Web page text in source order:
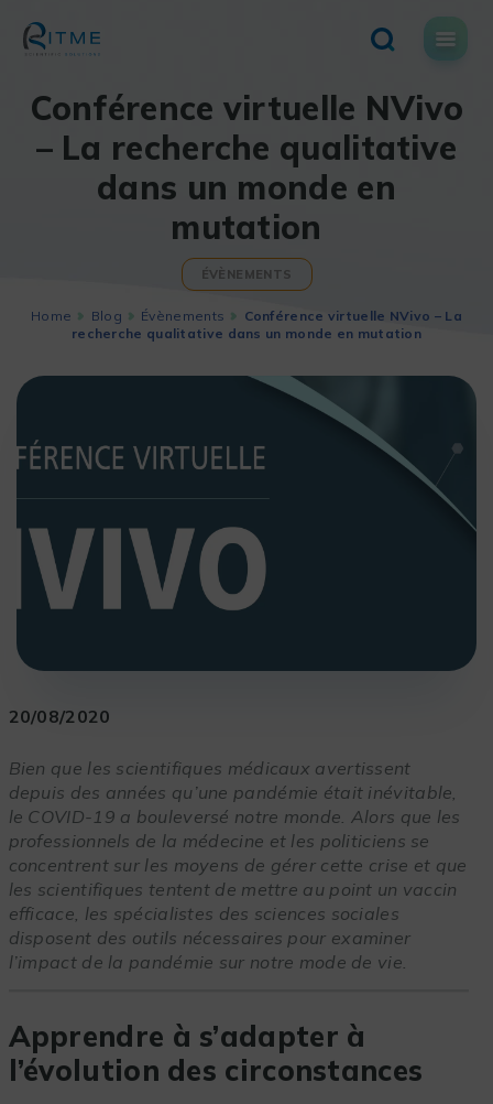
content
Conférence virtuelle NVivo
– La recherche qualitative
dans un monde en
mutation
ÉVÈNEMENTS
Home Blog Évènements
Conférence virtuelle NVivo – La
recherche qualitative dans un monde en mutation
20/08/2020
Bien que les scientifiques médicaux avertissent
depuis des années qu’une pandémie était inévitable,
le COVID-19 a bouleversé notre monde. Alors que les
professionnels de la médecine et les politiciens se
concentrent sur les moyens de gérer cette crise et que
les scientifiques tentent de mettre au point un vaccin
efficace, les spécialistes des sciences sociales
disposent des outils nécessaires pour examiner
l’impact de la pandémie sur notre mode de vie.
Apprendre à s’adapter à
l’évolution des circonstances